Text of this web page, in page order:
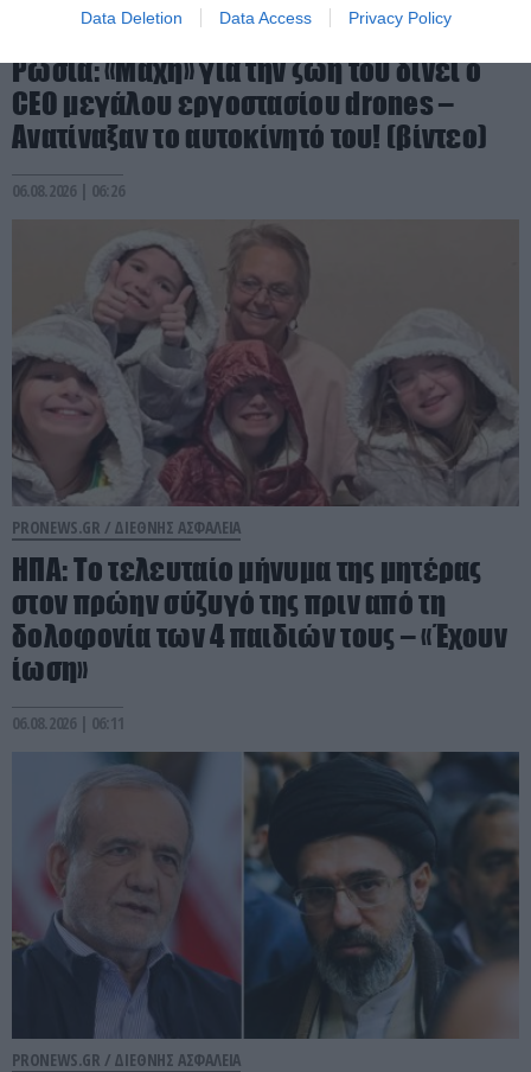
Data Deletion Data Access Privacy Policy
PRONEWS.GR /ΔΙΕΘΝΗΣ ΑΣΦΑΛΕΙΑ
Ρωσία: «Μάχη» για την ζωή του δίνει ο
CEO μεγάλου εργοστασίου drones –
Ανατίναξαν το αυτοκίνητό του! (βίντεο)
06.08.2026 | 06:26
PRONEWS.GR / ΔΙΕΘΝΗΣ ΑΣΦΑΛΕΙΑ
ΗΠΑ: Το τελευταίο μήνυμα της μητέρας
στον πρώην σύζυγό της πριν από τη
δολοφονία των 4 παιδιών τους – «Έχουν
ίωση»
06.08.2026 | 06:11
PRONEWS.GR / ΔΙΕΘΝΗΣ ΑΣΦΑΛΕΙΑ